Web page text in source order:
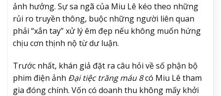
ảnh hưởng. Sự sa ngã của Miu Lê kéo theo những
rủi ro truyền thông, buộc những người liên quan
phải “xắn tay” xử lý êm đẹp nếu không muốn hứng
chịu cơn thịnh nộ từ dư luận.
Trước nhất, khán giả đặt ra câu hỏi về số phận bộ
phim điện ảnh Đại tiệc trăng máu 8có Miu Lê tham
gia đóng chính. Vốn có doanh thu không mấy khởi